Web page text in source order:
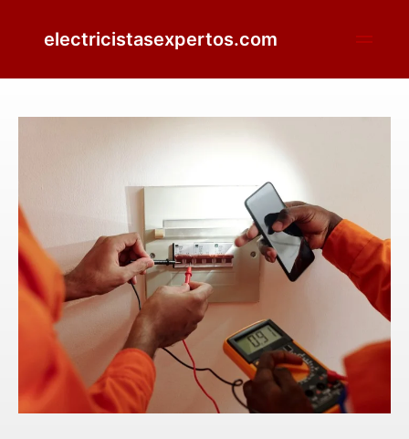
electricistasexpertos.com